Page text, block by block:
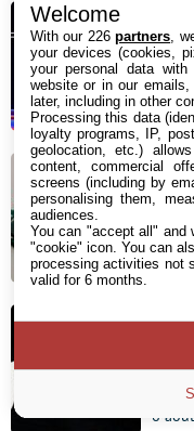
PS5
par
6
les
6
Ces
6
Welcome
With our 226partners ,
your devices (cookies,
your personal data
website or in our
later, including in other
Processing this data
loyalty programs, IP,
geolocation, etc.)
content, commercial
screens (including by
personalising them,
audiences.
You can "accept all" and
"cookie" icon. You can
processing activities not
valid for 6 months.